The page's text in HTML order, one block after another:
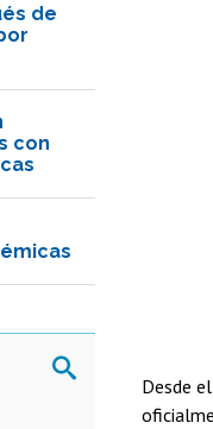
de
con
Desde